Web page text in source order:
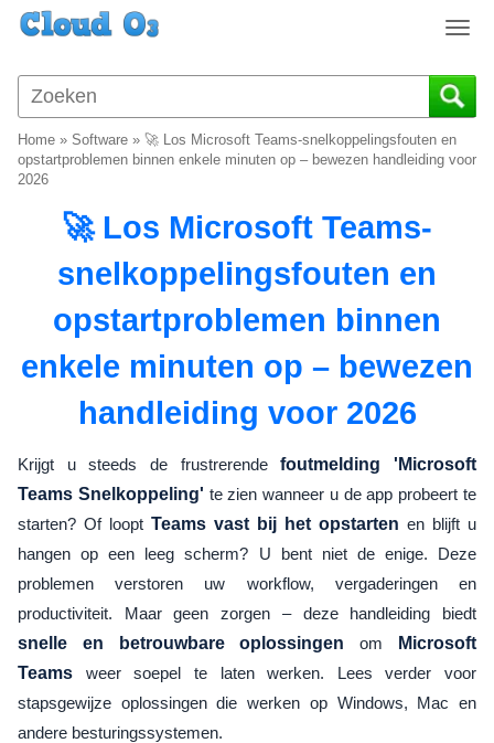
T
g
g
o
Home » Software » 🚀 Los Microsoft Teams-snelkoppelingsfouten en
opstartproblemen binnen enkele minuten op – bewezen handleiding voor
2026
🚀 Los Microsoft Teams-
snelkoppelingsfouten en
opstartproblemen binnen
enkele minuten op – bewezen
handleiding voor 2026
Krijgt u steeds de frustrerendefoutmelding 'Microsoft
Teams Snelkoppeling' te zien wanneer u de app probeert te
starten? Of loopt Teams vast bij het opstarten en blijft u
hangen op een leeg scherm? U bent niet de enige. Deze
problemen verstoren uw workflow, vergaderingen en
productiviteit. Maar geen zorgen – deze handleiding biedt
snelle en betrouwbare oplossingen om
Microsoft
Teams weer soepel te laten werken. Lees verder voor
stapsgewijze oplossingen die werken op Windows, Mac en
andere besturingssystemen.